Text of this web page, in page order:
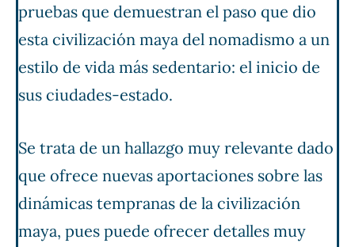
pruebas que demuestran el paso que dio
esta civilización maya del nomadismo a un
estilo de vida más sedentario: el inicio de
sus ciudades-estado.
Se trata de un hallazgo muy relevante dado
que ofrece nuevas aportaciones sobre las
dinámicas tempranas de la civilización
maya, pues puede ofrecer detalles muy